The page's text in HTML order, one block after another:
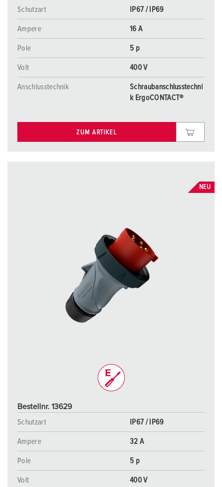
Schutzart
IP67 / IP69
Ampere 16 A
Pole 5 p
Volt 400 V
Anschlusstechnik
Schraubanschlusstechni
k ErgoCONTACT®
ZUM ARTIKEL
NEU
Bestellnr. 13629
Schutzart
IP67 / IP69
Ampere 32 A
Pole 5 p
Volt 400 V